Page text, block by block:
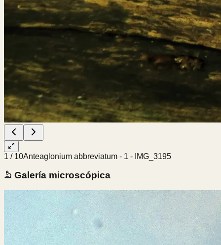
1 / 10Anteaglonium abbreviatum - 1 - IMG_3195
Galería microscópica